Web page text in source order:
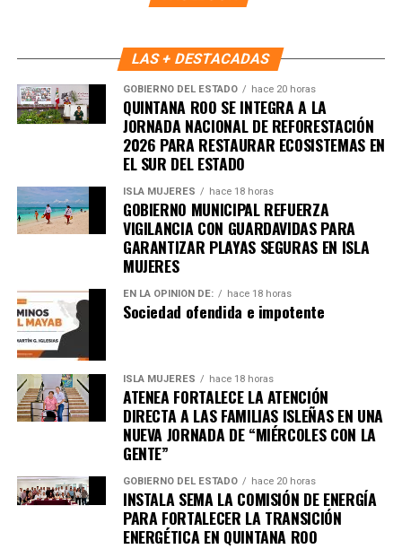
LAS + DESTACADAS
GOBIERNO DEL ESTADO hace 20 horas
QUINTANA ROO SE INTEGRA A LA
JORNADA NACIONAL DE REFORESTACIÓN
2026 PARA RESTAURAR ECOSISTEMAS EN
EL SUR DEL ESTADO
ISLA MUJERES hace 18 horas
GOBIERNO MUNICIPAL REFUERZA
VIGILANCIA CON GUARDAVIDAS PARA
GARANTIZAR PLAYAS SEGURAS EN ISLA
MUJERES
EN LA OPINIÓN DE: hace 18 horas
Sociedad ofendida e impotente
ISLA MUJERES hace 18 horas
ATENEA FORTALECE LA ATENCIÓN
DIRECTA A LAS FAMILIAS ISLEÑAS EN UNA
NUEVA JORNADA DE “MIÉRCOLES CON LA
GENTE”
GOBIERNO DEL ESTADO hace 20 horas
INSTALA SEMA LA COMISIÓN DE ENERGÍA
PARA FORTALECER LA TRANSICIÓN
ENERGÉTICA EN QUINTANA ROO